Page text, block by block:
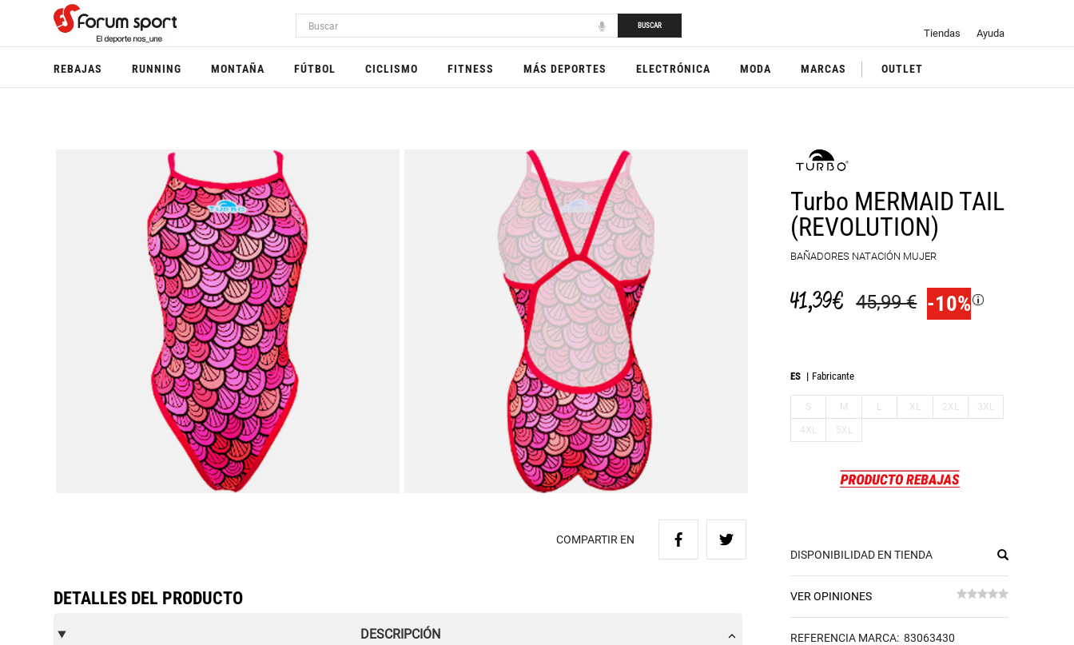
BUSCAR
Tiendas Ayuda
REBAJAS RUNNING MONTAÑA FÚTBOL CICLISMO FITNESS MÁS DEPORTES ELECTRÓNICA MODA MARCAS OUTLET
Turbo MERMAID TAIL
(REVOLUTION)
BAÑADORES NATACIÓN MUJER
41,39 € 45,99 € -10%
ES Fabricante
S M L XL 2XL 3XL
4XL 5XL
DISPONIBILIDAD EN TIENDA
VER OPINIONES
REFERENCIA MARCA: 83063430
COMPARTIR EN
DETALLES DEL PRODUCTO
DESCRIPCIÓN